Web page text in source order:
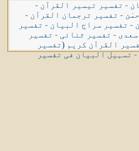
- تفسیر تیسیر القرآن -
- تفسیر ترجمان القرآن -
- تفسیر سراج البیان - تفسیر
- تفسیر ثنائی - تفسیر
القرآن کریم (تفسیر
-تسہیل البیان فی تفسیر